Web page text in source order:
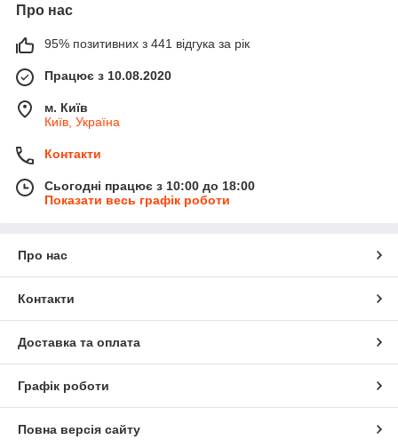
Про нас
95% позитивних з 441 відгука за рік
Працює з 10.08.2020
м. Київ
Київ, Україна
Контакти
Сьогодні працює з 10:00 до 18:00
Показати весь графік роботи
Про нас
Контакти
Доставка та оплата
Графік роботи
Повна версія сайту